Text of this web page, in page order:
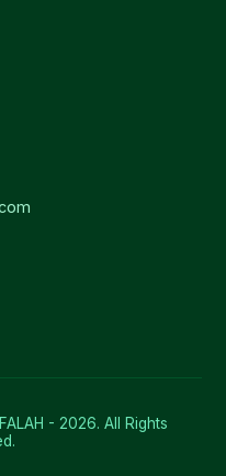
- 2026. All Rights